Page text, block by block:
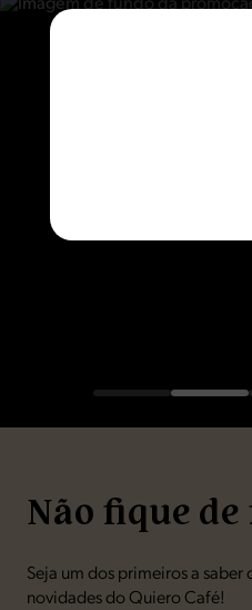
50% OFF na
Não fique de
Seja um dos primeiros a saber
novidades do Quiero Café!